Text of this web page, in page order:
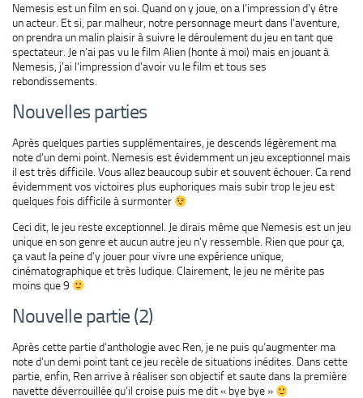
Nemesis est un film en soi. Quand on y joue, on a l’impression d’y être
un acteur. Et si, par malheur, notre personnage meurt dans l’aventure,
on prendra un malin plaisir à suivre le déroulement du jeu en tant que
spectateur. Je n’ai pas vu le film Alien (honte à moi) mais en jouant à
Nemesis, j’ai l’impression d’avoir vu le film et tous ses
rebondissements.
Nouvelles parties
Après quelques parties supplémentaires, je descends légèrement ma
note d’un demi point. Nemesis est évidemment un jeu exceptionnel mais
il est très difficile. Vous allez beaucoup subir et souvent échouer. Ca rend
évidemment vos victoires plus euphoriques mais subir trop le jeu est
quelques fois difficile à surmonter
Ceci dit, le jeu reste exceptionnel. Je dirais même que Nemesis est un jeu
unique en son genre et aucun autre jeu n’y ressemble. Rien que pour ça,
ça vaut la peine d’y jouer pour vivre une expérience unique,
cinématographique et très ludique. Clairement, le jeu ne mérite pas
moins que 9
Nouvelle partie (2)
Après cette partie d’anthologie avec Ren, je ne puis qu’augmenter ma
note d’un demi point tant ce jeu recèle de situations inédites. Dans cette
partie, enfin, Ren arrive à réaliser son objectif et saute dans la première
navette déverrouillée qu’il croise puis me dit « bye bye »